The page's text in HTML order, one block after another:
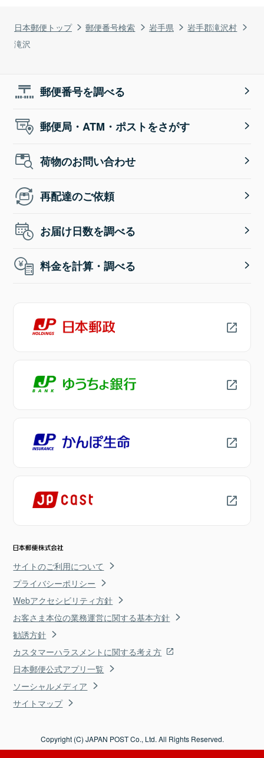
日本郵便トップ 郵便番号検索 岩手県
岩手郡滝沢村
滝沢
郵便番号を調べる
郵便局・ATM・ポストをさがす
荷物のお問い合わせ
再配達のご依頼
お届け日数を調べる
料金を計算・調べる
サイトのご利用について
プライバシーポリシー
Webアクセシビリティ方針
お客さま本位の業務運営に関する基本方針
勧誘方針
カスタマーハラスメントに関する考え方
日本郵便公式アプリ一覧
ソーシャルメディア
サイトマップ
Copyright (C) JAPAN POST Co., Ltd. All Rights Reserved.